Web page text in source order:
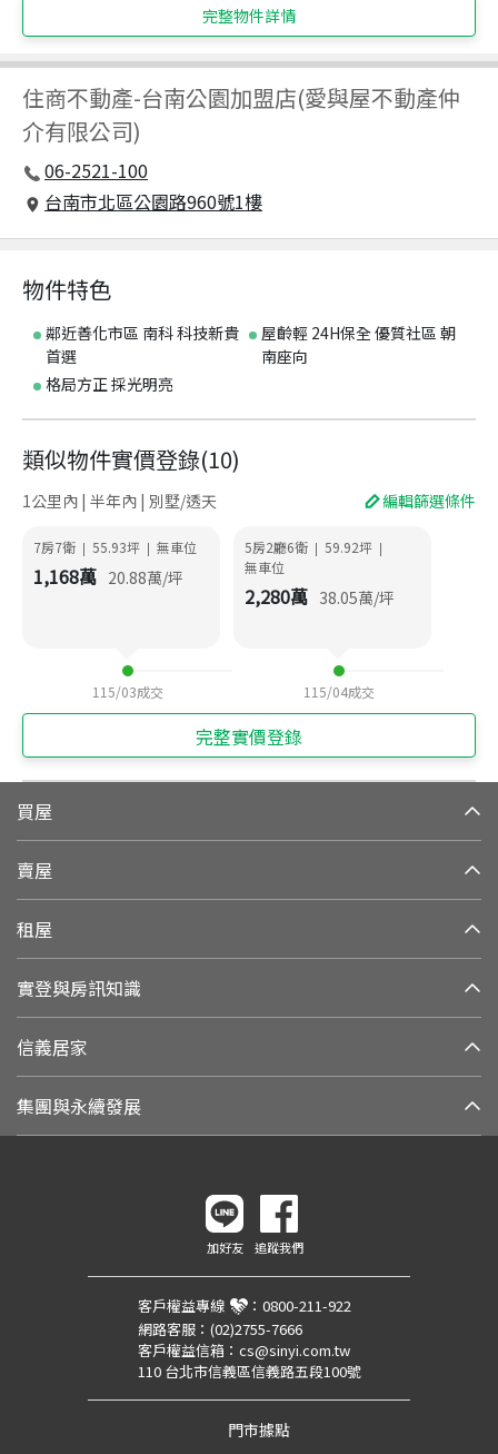
完整物件詳情
住商不動產-台南公園加盟店(愛與屋不動產仲
介有限公司)
06-2521-100
台南市北區公園路960號1樓
物件特色
鄰近善化市區 南科 科技新貴
首選
屋齡輕 24H保全 優質社區 朝
南座向
格局方正 採光明亮
類似物件實價登錄(10)
1公里內 | 半年內 | 別墅/透天 編輯篩選條件
7房7衛 | 55.93坪 | 無車位
1,168萬 20.88萬/坪
115/03成交
5房2廳6衛 | 59.92坪 |
無車位
2,280萬 38.05萬/坪
115/04成交
完整實價登錄
買屋
賣屋
租屋
實登與房訊知識
信義居家
集團與永續發展
加好友 追蹤我們
客戶權益專線 ： 0800-211-922
網路客服： (02)2755-7666
客戶權益信箱： cs@sinyi.com.tw
110 台北市信義區信義路五段100號
門市據點